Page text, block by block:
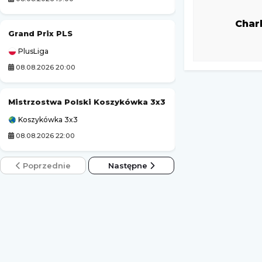
Grand Prix PLS
PlusLiga
08.08.2026 20:00
Mistrzostwa Polski Koszykówka 3x3
Koszykówka 3x3
08.08.2026 22:00
Poprzednie Następne